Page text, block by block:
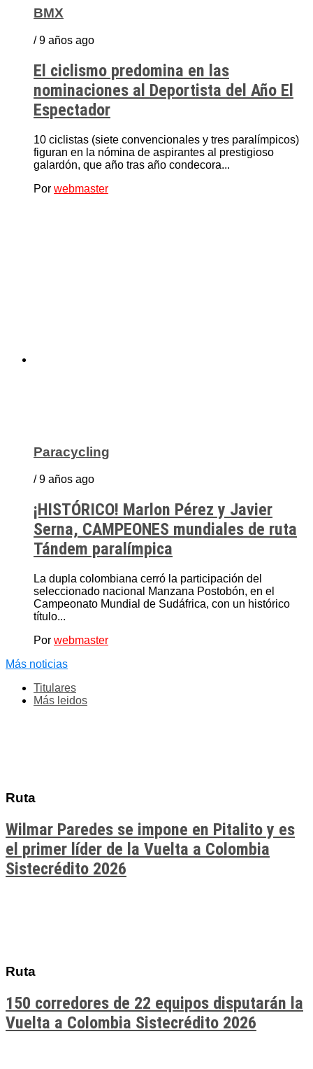
BMX
/ 9 años ago
El ciclismo predomina en las
nominaciones al Deportista del Año El
Espectador
10 ciclistas (siete convencionales y tres paralímpicos)
figuran en la nómina de aspirantes al prestigioso
galardón, que año tras año condecora...
Por webmaster
Paracycling
/ 9 años ago
¡HISTÓRICO! Marlon Pérez y Javier
Serna, CAMPEONES mundiales de ruta
Tándem paralímpica
La dupla colombiana cerró la participación del
seleccionado nacional Manzana Postobón, en el
Campeonato Mundial de Sudáfrica, con un histórico
título...
Por webmaster
Más noticias
Titulares
Más leidos
Ruta
Wilmar Paredes se impone en Pitalito y es
el primer líder de la Vuelta a Colombia
Sistecrédito 2026
Ruta
150 corredores de 22 equipos disputarán la
Vuelta a Colombia Sistecrédito 2026